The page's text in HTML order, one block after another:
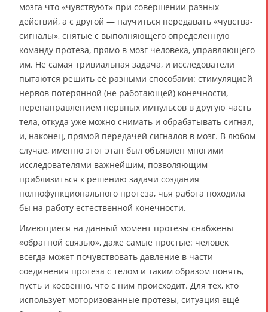
мозга что «чувствуют» при совершении разных
действий, а с другой — научиться передавать «чувства-
сигналы», снятые с выполняющего определённую
команду протеза, прямо в мозг человека, управляющего
им. Не самая тривиальная задача, и исследователи
пытаются решить её разными способами: стимуляцией
нервов потерянной (не работающей) конечности,
перенаправлением нервных импульсов в другую часть
тела, откуда уже можно снимать и обрабатывать сигнал,
и, наконец, прямой передачей сигналов в мозг. В любом
случае, именно этот этап был объявлен многими
исследователями важнейшим, позволяющим
приблизиться к решению задачи создания
полнофункционального протеза, чья работа походила
бы на работу естественной конечности.
Имеющиеся на данный момент протезы снабжены
«обратной связью», даже самые простые: человек
всегда может почувствовать давление в части
соединения протеза с телом и таким образом понять,
пусть и косвенно, что с ним происходит. Для тех, кто
использует моторизованные протезы, ситуация ещё